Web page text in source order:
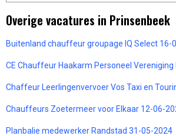
Overige vacatures in Prinsenbeek
Buitenland chauffeur groupage IQ Select 16-
CE Chauffeur Haakarm Personeel
Chaffeur Leerlingenvervoer Vos Taxi en
Chauffeurs Zoetermeer voor Elkaar 12-06-
Planbalie medewerker Randstad 31-05-2024